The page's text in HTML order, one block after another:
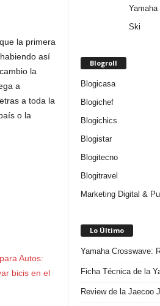
la primera
así
la
a
a toda la
o la
Ski
Blogroll
Blogicasa
Blogichef
Blogichics
Blogistar
Blogitecno
Blogitravel
Marketing Digital &
Lo Último
Yamaha Crosswave:
Ficha Técnica de la
Review de la Jaecoo